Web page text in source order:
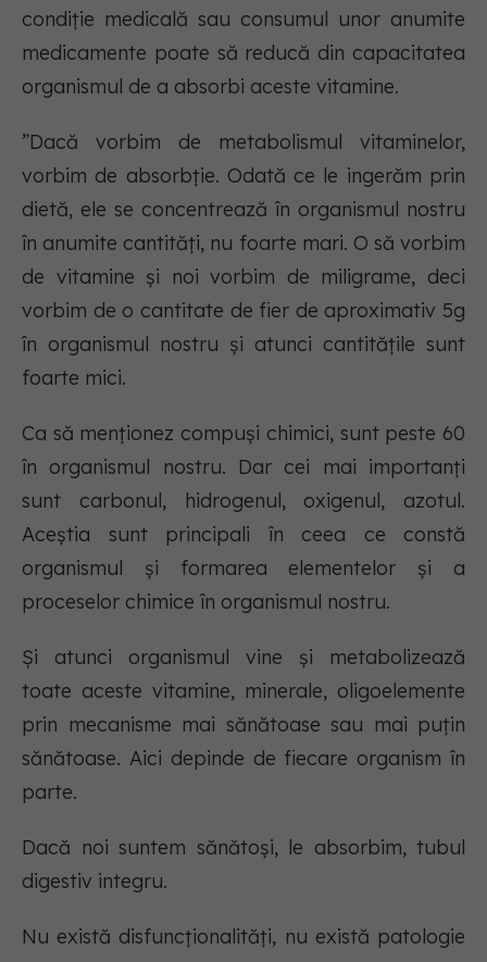
condiție medicală sau consumul unor anumite
medicamente poate să reducă din capacitatea
organismul de a absorbi aceste vitamine.
”Dacă vorbim de metabolismul vitaminelor,
vorbim de absorbție. Odată ce le ingerăm prin
dietă, ele se concentrează în organismul nostru
în anumite cantități, nu foarte mari. O să vorbim
de vitamine și noi vorbim de miligrame, deci
vorbim de o cantitate de fier de aproximativ 5g
în organismul nostru și atunci cantitățile sunt
foarte mici.
Ca să menționez compuși chimici, sunt peste 60
în organismul nostru. Dar cei mai importanți
sunt carbonul, hidrogenul, oxigenul, azotul.
Aceștia sunt principali în ceea ce constă
organismul și formarea elementelor și a
proceselor chimice în organismul nostru.
Și atunci organismul vine și metabolizează
toate aceste vitamine, minerale, oligoelemente
prin mecanisme mai sănătoase sau mai puțin
sănătoase. Aici depinde de fiecare organism în
parte.
Dacă noi suntem sănătoși, le absorbim, tubul
digestiv integru.
Nu există disfuncționalități, nu există patologie